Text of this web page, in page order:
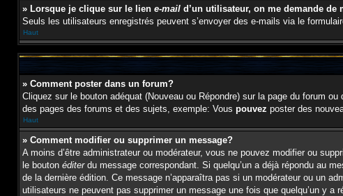
» Lorsque je clique sur le lien e-mail d’un utilisateur, on me demande de
Seuls les utilisateurs enregistrés peuvent s’envoyer des e-mails via le
Haut
» Comment poster dans un forum?
Cliquez sur le bouton adéquat (Nouveau ou Répondre) sur la page du forum
des pages des forums et des sujets, exemple: Vous pouvez poster des
Haut
» Comment modifier ou supprimer un message?
A moins d’être administrateur ou modérateur, vous ne pouvez modifier ou
le bouton éditerdu message correspondant. Si quelqu’un a déjà répondu au
de la dernière édition. Ce message n’apparaîtra pas si un modérateur ou un
utilisateurs ne peuvent pas supprimer un message une fois que quelqu’un y a